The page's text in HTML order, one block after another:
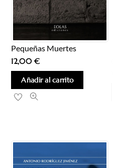
Pequeñas Muertes
12,00€
Añadir al carrito